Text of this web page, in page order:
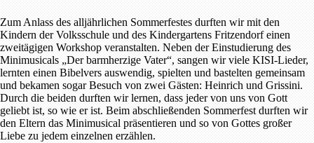
Zum Anlass des alljährlichen Sommerfestes durften wir mit den
Kindern der Volksschule und des Kindergartens Fritzendorf einen
zweitägigen Workshop veranstalten. Neben der Einstudierung des
Minimusicals „Der barmherzige Vater“, sangen wir viele KISI-Lieder,
lernten einen Bibelvers auswendig, spielten und bastelten gemeinsam
und bekamen sogar Besuch von zwei Gästen: Heinrich und Grissini.
Durch die beiden durften wir lernen, dass jeder von uns von Gott
geliebt ist, so wie er ist. Beim abschließenden Sommerfest durften wir
den Eltern das Minimusical präsentieren und so von Gottes großer
Liebe zu jedem einzelnen erzählen.